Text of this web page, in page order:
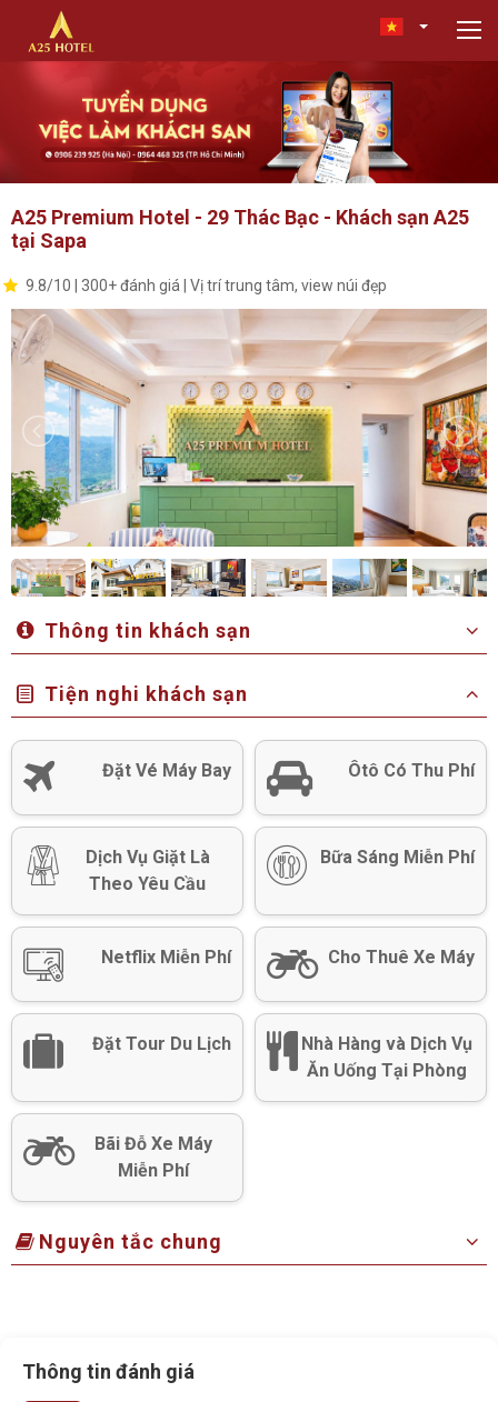
A25 Premium Hotel - 29 Thác Bạc - Khách sạn A25
tại Sapa
9.8/10 | 300+ đánh giá | Vị trí trung tâm, view núi đẹp
Thông tin khách sạn
Tiện nghi khách sạn
Đặt Vé Máy Bay Ôtô Có Thu Phí
Dịch Vụ Giặt Là
Theo Yêu Cầu
Bữa Sáng Miễn Phí
Netflix Miễn Phí Cho Thuê Xe Máy
Đặt Tour Du Lịch
Nhà Hàng và Dịch Vụ
Ăn Uống Tại Phòng
Bãi Đỗ Xe Máy
Miễn Phí
Nguyên tắc chung
Thông tin đánh giá